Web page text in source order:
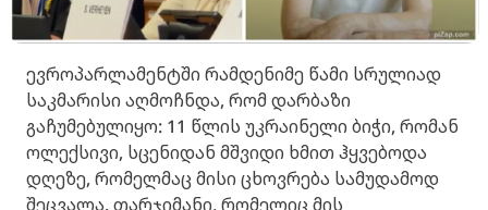
ევროპარლამენტში რამდენიმე წამი სრულიად
საკმარისი აღმოჩნდა, რომ დარბაზი
გაჩუმებულიყო: 11 წლის უკრაინელი ბიჭი, რომან
ოლექსივი, სცენიდან მშვიდი ხმით ჰყვებოდა
დღეზე, რომელმაც მისი ცხოვრება სამუდამოდ
შეცვალა. თარჯიმანი, რომელიც მის